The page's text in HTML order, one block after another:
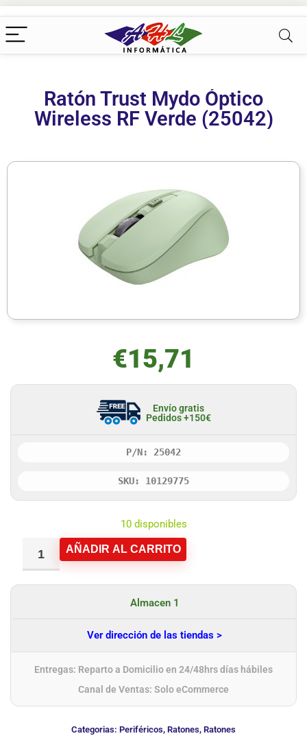
Ratón Trust Mydo Óptico
Wireless RF Verde (25042)
€15,71
Envío gratis
Pedidos +150€
P/N: 25042
SKU: 10129775
10 disponibles
AÑADIR AL CARRITO
Almacen 1
Ver dirección de las tiendas >
Entregas: Reparto a Domicilio en 24/48hrs días hábiles
Canal de Ventas: Solo eCommerce
Categorias: Periféricos, Ratones, Ratones